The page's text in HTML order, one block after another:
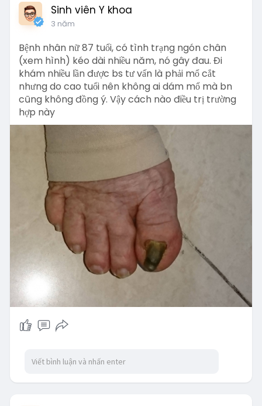
Sinh viên Y khoa
3 năm
Bệnh nhân nữ 87 tuổi, có tình trạng ngón chân
(xem hình) kéo dài nhiều năm, nó gây đau. Đi
khám nhiều lần được bs tư vấn là phải mổ cắt
nhưng do cao tuổi nên không ai dám mổ mà bn
cũng không đồng ý. Vậy cách nào điều trị trường
hợp này